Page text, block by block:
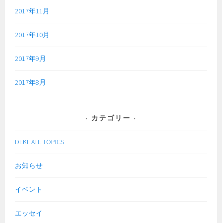
2017年11月
2017年10月
2017年9月
2017年8月
カテゴリー
DEKITATE TOPICS
お知らせ
イベント
エッセイ